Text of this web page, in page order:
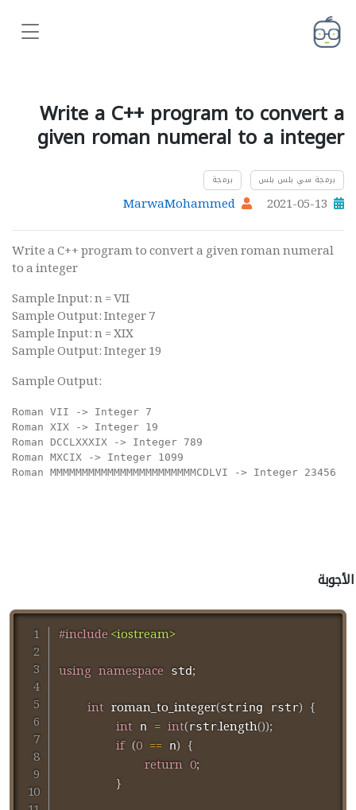
Write a C++ program to convert a
given roman numeral to a integer
برمجة سي بلس بلس برمجة
2021-05-13
MarwaMohammed
Write a C++ program to convert a given roman numeral
to a integer
Sample Input: n = VII
Sample Output: Integer 7
Sample Input: n = XIX
Sample Output: Integer 19
Sample Output:
Roman VII -> Integer 7
Roman XIX -> Integer 19
Roman DCCLXXXIX -> Integer 789
Roman MXCIX -> Integer 1099
الأجوبة
#include<iostream>
using namespace std;
int roman_to_integer(string rstr) {
int n = int(rstr.length());
if (0 == n) {
return 0;
}